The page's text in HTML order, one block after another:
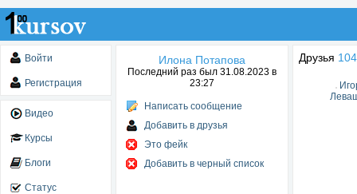
Войти
Регистрация
Видео
Курсы
Блоги
Статус
Илона Потапова
Последний раз был 31.08.2023 в
23:27
Написать сообщение
Добавить в друзья
Это фейк
Добавить в черный список
Друзья 104